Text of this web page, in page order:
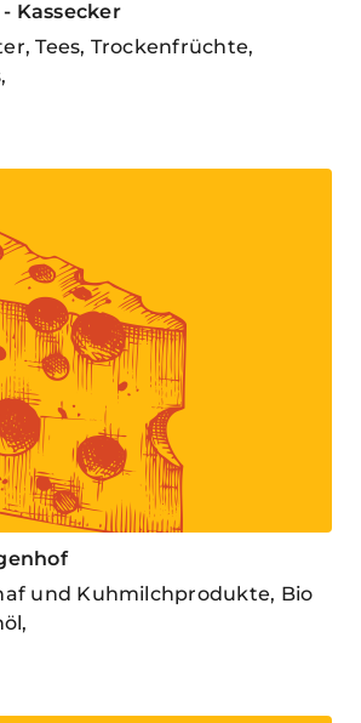
Kassecker
Tees, Trockenfrüchte,
und Kuhmilchprodukte, Bio